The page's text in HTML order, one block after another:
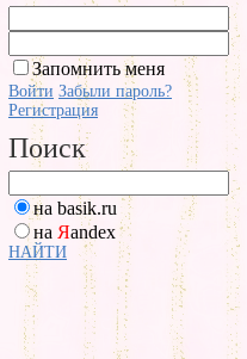
Запомнить меня
Войти Забыли пароль?
Регистрация
Поиск
на basik.ru
на Яandex
НАЙТИ